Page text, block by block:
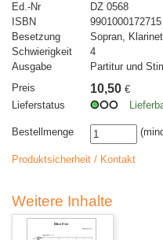
Ed.-Nr
DZ 0568
ISBN
9901000172715
Besetzung
Sopran,
Schwierigkeit
4
Ausgabe
Partitur und
Preis
10,50 €
Lieferstatus
Bestellmenge
Produktsicherheit / Kontakt
Weitere Inhalte